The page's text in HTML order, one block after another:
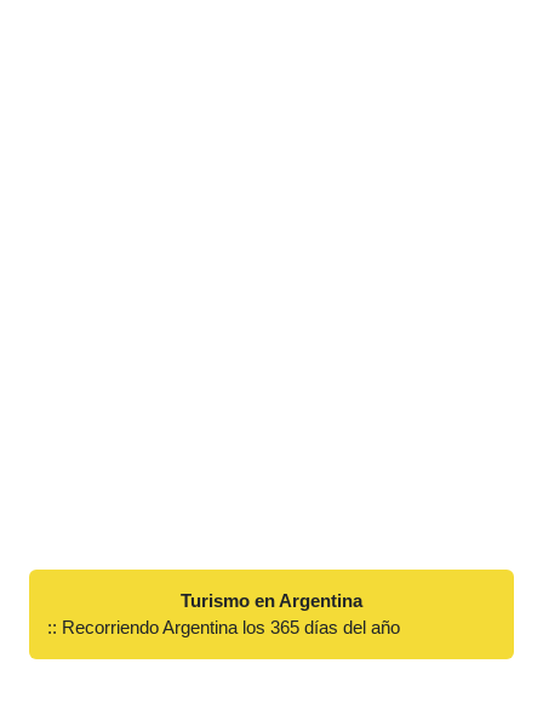
Turismo en Argentina
:: Recorriendo Argentina los 365 días del año